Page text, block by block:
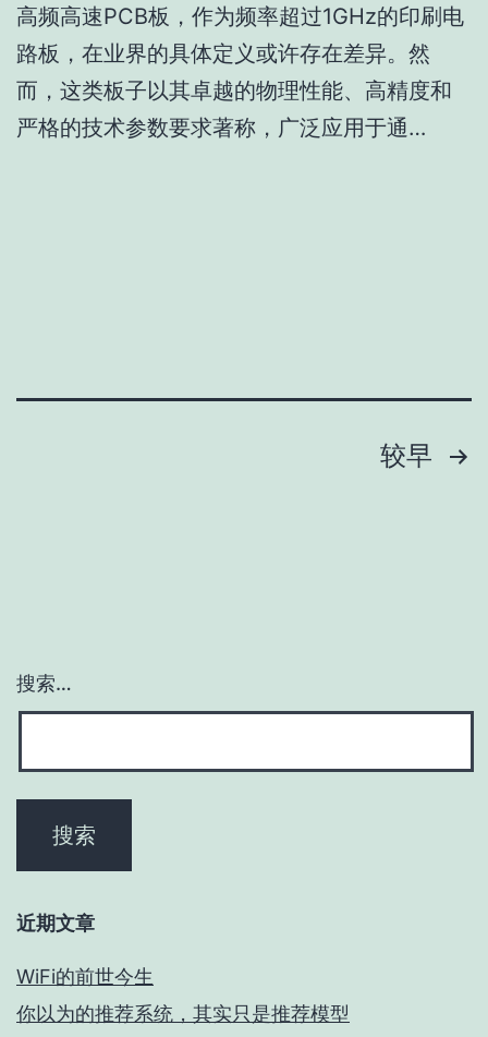
高频高速PCB板，作为频率超过1GHz的印刷电
路板，在业界的具体定义或许存在差异。然
而，这类板子以其卓越的物理性能、高精度和
严格的技术参数要求著称，广泛应用于通…
较早
搜索…
近期文章
WiFi的前世今生
你以为的推荐系统，其实只是推荐模型